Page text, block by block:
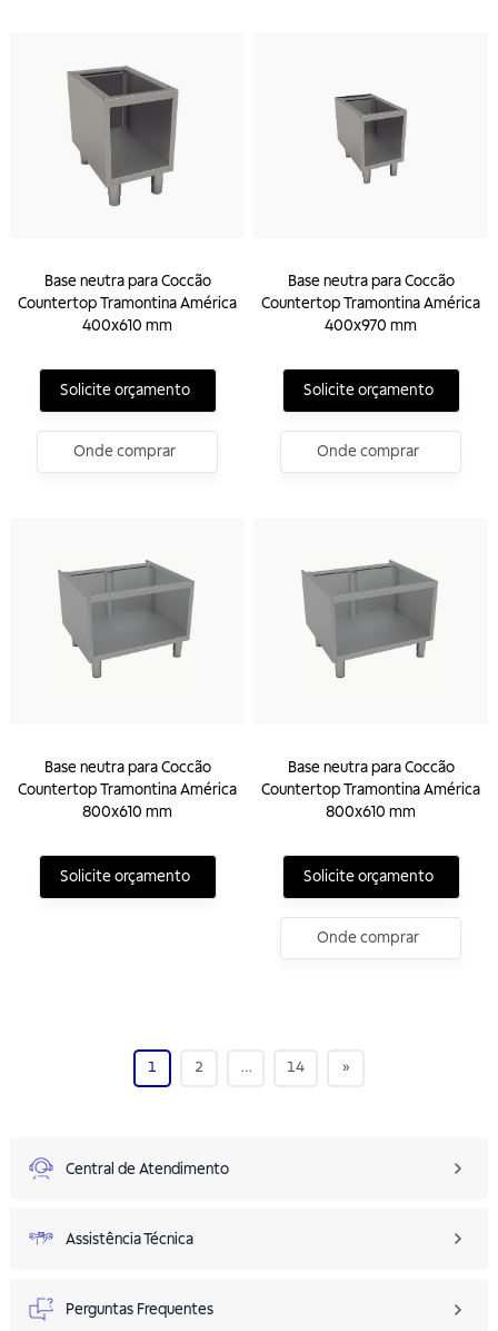
Base neutra para Coccão
Countertop Tramontina América
400x610 mm
Solicite orçamento
Onde comprar
Base neutra para Coccão
Countertop Tramontina América
400x970 mm
Solicite orçamento
Onde comprar
Base neutra para Coccão
Countertop Tramontina América
800x610 mm
Solicite orçamento
Base neutra para Coccão
Countertop Tramontina América
800x610 mm
Solicite orçamento
Onde comprar
1 2 … 14 »
Central de Atendimento
Assistência Técnica
Perguntas Frequentes